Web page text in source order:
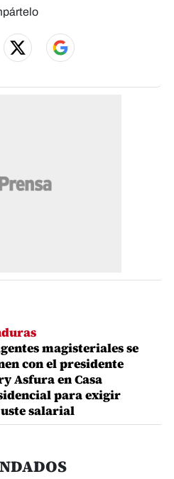
magisteriales se
con el presidente
Asfura en Casa
para exigir
salarial